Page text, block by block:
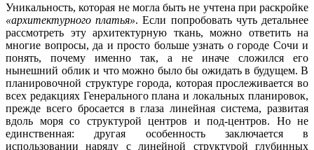
Уникальность, которая не могла быть не учтена при раскройке
«архитектурного платья». Если попробовать чуть детальнее
рассмотреть эту архитектурную ткань, можно ответить на
многие вопросы, да и просто больше узнать о городе Сочи и
понять, почему именно так, а не иначе сложился его
нынешний облик и что можно было бы ожидать в будущем. В
планировочной структуре города, которая прослеживается во
всех редакциях Генерального плана и локальных планировок,
прежде всего бросается в глаза линейная система, развитая
вдоль моря со структурой центров и под-центров. Но не
единственная: другая особенность заключается в
использовании наряду с линейной структурой глубинных